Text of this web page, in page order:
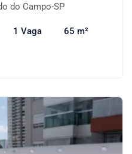
do Campo-SP
1 Vaga 65 m²